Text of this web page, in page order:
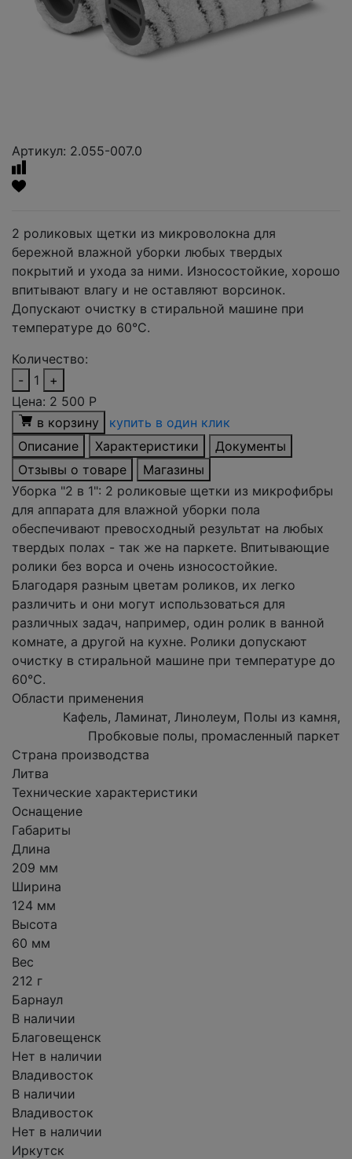
Артикул: 2.055-007.0
2 роликовых щетки из микроволокна для
бережной влажной уборки любых твердых
покрытий и ухода за ними. Износостойкие, хорошо
впитывают влагу и не оставляют ворсинок.
Допускают очистку в стиральной машине при
температуре до 60°С.
Количество:
-
1
+
Цена: 2 500 Р
в корзину
купить в один клик
Описание
Характеристики
Документы
Отзывы о товаре
Магазины
Уборка "2 в 1": 2 роликовые щетки из микрофибры
для аппарата для влажной уборки пола
обеспечивают превосходный результат на любых
твердых полах - так же на паркете. Впитывающие
ролики без ворса и очень износостойкие.
Благодаря разным цветам роликов, их легко
различить и они могут использоваться для
различных задач, например, один ролик в ванной
комнате, а другой на кухне. Ролики допускают
очистку в стиральной машине при температуре до
60°С.
Области применения
Кафель, Ламинат, Линолеум, Полы из камня,
Пробковые полы, промасленный паркет
Страна производства
Литва
Технические характеристики
Оснащение
Габариты
Длина
209 мм
Ширина
124 мм
Высота
60 мм
Вес
212 г
Барнаул
В наличии
Благовещенск
Нет в наличии
Владивосток
В наличии
Владивосток
Нет в наличии
Иркутск